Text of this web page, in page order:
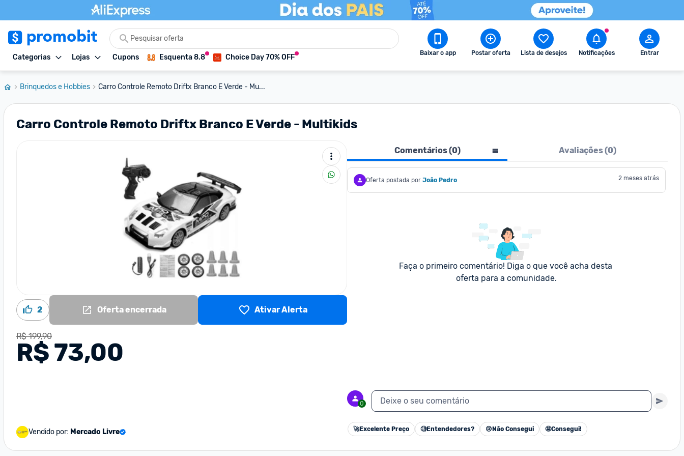
Categorias Lojas Cupons Esquenta 8.8 Choice Day 70% OFF Baixar o app Postar oferta Lista de desejos Notificações Entrar
Brinquedos e Hobbies Carro Controle Remoto Driftx Branco E Verde - Mu...
Carro Controle Remoto Driftx Branco E Verde - Multikids
2 Oferta encerrada Ativar Alerta
R$ 199,90
R$ 73,00
Vendido por: Mercado Livre
Comentários (0) Avaliações (0)
Oferta postada por João Pedro 2 meses atrás
Faça o primeiro comentário! Diga o que você acha desta
oferta para a comunidade.
0 Deixe o seu comentário
🚀Excelente Preço 🧐Entendedores? 😢 Não Consegui 🤩Consegui!